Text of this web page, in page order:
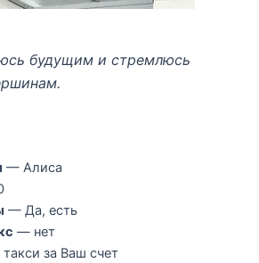
будущим и стремлюсь
— Алиса
— Да, есть
— нет
за Ваш счет